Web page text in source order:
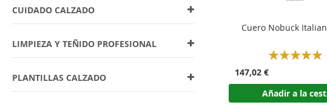
Cuero Nobuck
Rating:
147,02 €
Añadir a la
CUIDADO CALZADO
LIMPIEZA Y TEÑIDO PROFESIONAL
PLANTILLAS CALZADO